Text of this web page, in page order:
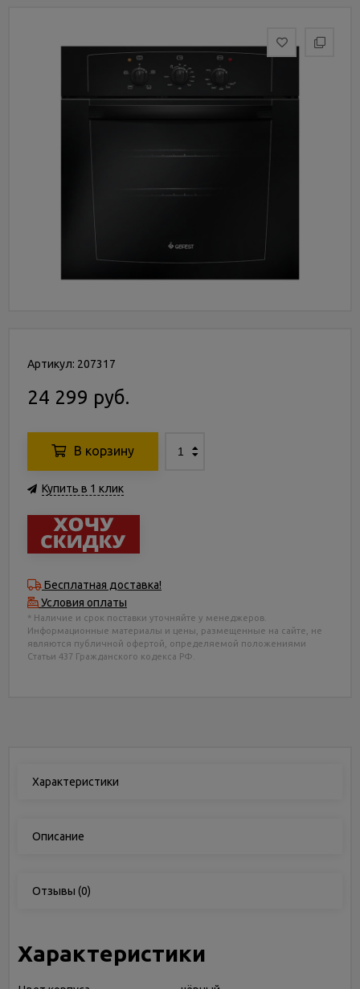
Артикул: 207317
24 299 руб.
В корзину
Купить в 1 клик
Бесплатная доставка!
Условия оплаты
* Наличие и срок поставки уточняйте у менеджеров.
Информационные материалы и цены, размещенные на сайте, не
являются публичной офертой, определяемой положениями
Статьи 437 Гражданского кодекса РФ.
Характеристики
Описание
Отзывы (0)
Характеристики